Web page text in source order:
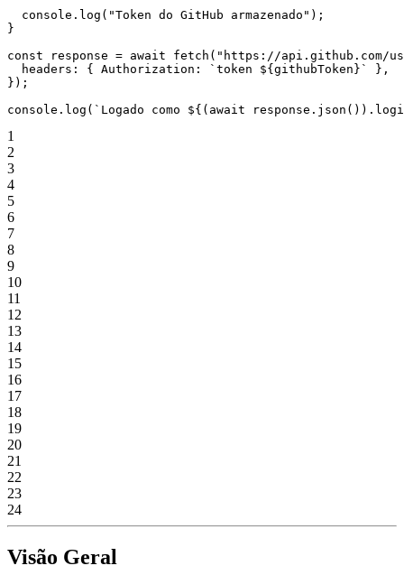
  console.
log ( "Token do GitHub armazenado" );
}
const response = await fetch ( "https://api.github.com/
  headers: { Authorization:
`token ${ githubToken }`
},
});
console. log ( `Logado como ${ ( await response . json ()).
1
2
3
4
5
6
7
8
9
10
11
12
13
14
15
16
17
18
19
20
21
22
23
24
Visão Geral